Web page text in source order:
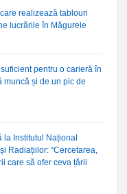
realizează tablouri
lucrările în Măgurele
pentru o carieră în
muncă și de un pic de
la Institutul Național
Radiațiilor: “Cercetarea,
care să ofer ceva țării